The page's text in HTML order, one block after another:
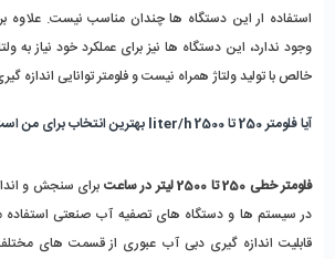
استفاده ار این دستگاه ها چندان مناسب نیست. علاوه
وجود ندارد، این دستگاه ها نیز برای عملکرد خود نیاز به
خالص با تولید ولتاژ همراه نیست و فلومتر توانایی اندازه
آیا فلومتر 250 تا 2500 liter/h بهترین انتخاب برای من است؟
فلومتر خطی 250 تا 2500 لیتر در ساعت
برای سنجش و
در سیستم ها و دستگاه های تصفیه آب صنعتی
قابلیت اندازه گیری دبی آب عبوری از قسمت های